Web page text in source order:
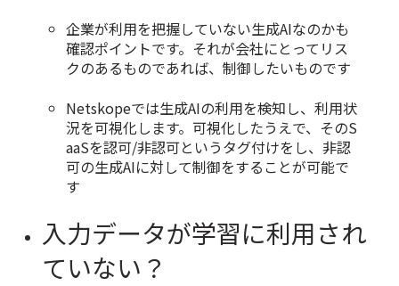
企業が利用を把握していない生成AIなのかも
確認ポイントです。それが会社にとってリス
クのあるものであれば、制御したいものです
Netskopeでは生成AIの利用を検知し、利用状
況を可視化します。可視化したうえで、そのS
aaSを認可/非認可というタグ付けをし、非認
可の生成AIに対して制御をすることが可能で
す
入力データが学習に利用され
ていない？